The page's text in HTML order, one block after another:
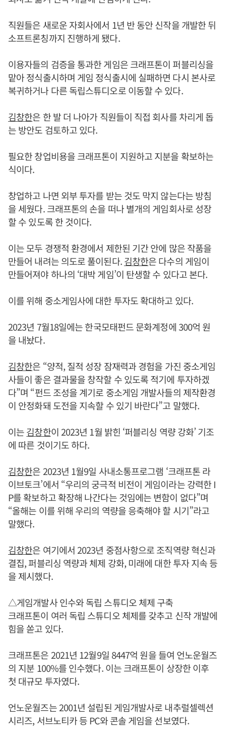
직원들은 새로운 자회사에서 1년 반 동안 신작을 개발한 뒤
소프트론칭까지 진행하게 됐다.
이용자들의 검증을 통과한 게임은 크래프톤이 퍼블리싱을
맡아 정식출시하며 게임 정식출시에 실패하면 다시 본사로
복귀하거나 다른 독립스튜디오로 이동할 수 있다.
김창한은 한 발 더 나아가 직원들이 직접 회사를 차리게 돕
는 방안도 검토하고 있다.
필요한 창업비용을 크래프톤이 지원하고 지분을 확보하는
식이다.
창업하고 나면 외부 투자를 받는 것도 막지 않는다는 방침
을 세웠다. 크래프톤의 손을 떠나 별개의 게임회사로 성장
할 수 있도록 한 것이다.
이는 모두 경쟁적 환경에서 제한된 기간 안에 많은 작품을
만들어 내려는 의도로 풀이된다.김창한은 다수의 게임이
만들어져야 하나의 ‘대박 게임’이 탄생할 수 있다고 본다.
이를 위해 중소게임사에 대한 투자도 확대하고 있다.
2023년 7월18일에는 한국모태펀드 문화계정에 300억 원
을 내놨다.
김창한은 “양적, 질적 성장 잠재력과 경험을 가진 중소게임
사들이 좋은 결과물을 창작할 수 있도록 적기에 투자하겠
다”며 “펀드 조성을 계기로 중소게임 개발사들의 제작환경
이 안정화돼 도전을 지속할 수 있기 바란다”고 말했다.
이는김창한이 2023년 1월 밝힌 ‘퍼블리싱 역량 강화’ 기조
에 따른 것이기도 하다.
김창한은 2023년 1월9일 사내소통프로그램 ‘크래프톤 라
이브토크’에서 “우리의 궁극적 비전이 게임이라는 강력한 I
P를 확보하고 확장해 나간다는 것임에는 변함이 없다”며
“올해는 이를 위해 우리의 역량을 응축해야 할 시기”라고
말했다.
김창한은 여기에서 2023년 중점사항으로 조직역량 혁신과
결집, 퍼블리싱 역량과 체제 강화, 미래에 대한 투자 지속 등
을 제시했다.
△게임개발사 인수와 독립 스튜디오 체제 구축
크래프톤이 여러 독립 스튜디오 체제를 갖추고 신작 개발에
힘을 쏟고 있다.
크래프톤은 2021년 12월9일 8447억 원을 들여 언노운월즈
의 지분 100%를 인수했다. 이는 크래프톤이 상장한 이후
첫 대규모 투자였다.
언노운월즈는 2001년 설립된 게임개발사로 내추럴셀렉션
시리즈, 서브노티카 등 PC와 콘솔 게임을 선보였다.